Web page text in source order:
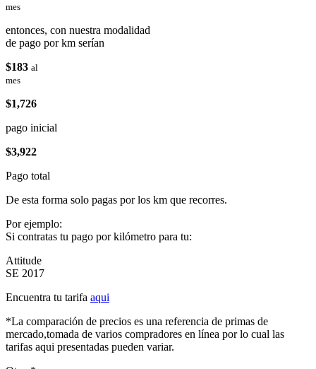
mes
entonces, con nuestra modalidad
de pago por km serían
$183 al
mes
$1,726
pago inicial
$3,922
Pago total
De esta forma solo pagas por los km que recorres.
Por ejemplo:
Si contratas tu pago por kilómetro para tu:
Attitude
SE 2017
Encuentra tu tarifa aqui
*La comparación de precios es una referencia de primas de
mercado,tomada de varios compradores en línea por lo cual las
tarifas aqui presentadas pueden variar.